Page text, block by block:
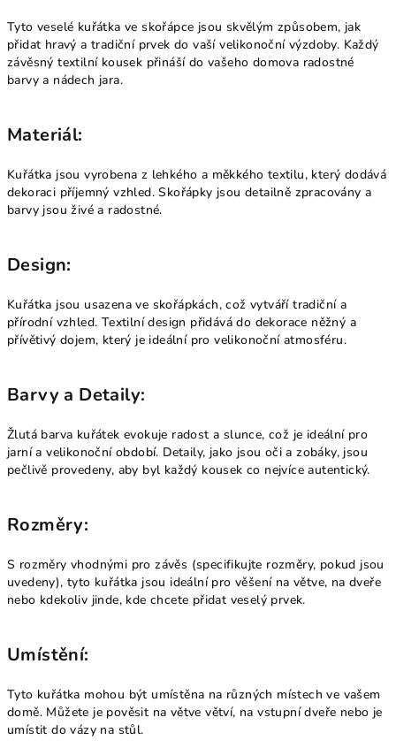
Tyto veselé kuřátka ve skořápce jsou skvělým způsobem, jak
přidat hravý a tradiční prvek do vaší velikonoční výzdoby. Každý
závěsný textilní kousek přináší do vašeho domova radostné
barvy a nádech jara.
Materiál:
Kuřátka jsou vyrobena z lehkého a měkkého textilu, který dodává
dekoraci příjemný vzhled. Skořápky jsou detailně zpracovány a
barvy jsou živé a radostné.
Design:
Kuřátka jsou usazena ve skořápkách, což vytváří tradiční a
přírodní vzhled. Textilní design přidává do dekorace něžný a
přívětivý dojem, který je ideální pro velikonoční atmosféru.
Barvy a Detaily:
Žlutá barva kuřátek evokuje radost a slunce, což je ideální pro
jarní a velikonoční období. Detaily, jako jsou oči a zobáky, jsou
pečlivě provedeny, aby byl každý kousek co nejvíce autentický.
Rozměry:
S rozměry vhodnými pro závěs (specifikujte rozměry, pokud jsou
uvedeny), tyto kuřátka jsou ideální pro věšení na větve, na dveře
nebo kdekoliv jinde, kde chcete přidat veselý prvek.
Umístění:
Tyto kuřátka mohou být umístěna na různých místech ve vašem
domě. Můžete je pověsit na větve větví, na vstupní dveře nebo je
umístit do vázy na stůl.